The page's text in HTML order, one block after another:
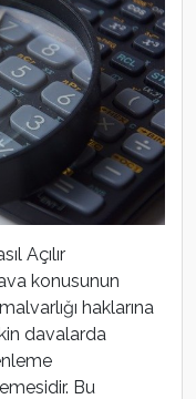
Açılır
konusunun
haklarına
davalarda
Bu